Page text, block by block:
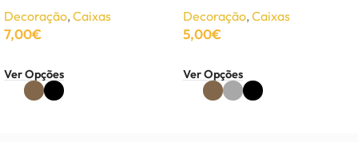
Decoração,Caixas
7,00€
Ver Opções
Decoração,Caixas
5,00€
Ver Opções